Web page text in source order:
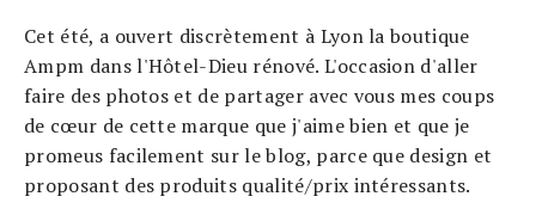
Cet été, a ouvert discrètement à Lyon la boutique
Ampm dans l'Hôtel-Dieu rénové. L'occasion d'aller
faire des photos et de partager avec vous mes coups
de cœur de cette marque que j'aime bien et que je
promeus facilement sur le blog, parce que design et
proposant des produits qualité/prix intéressants.